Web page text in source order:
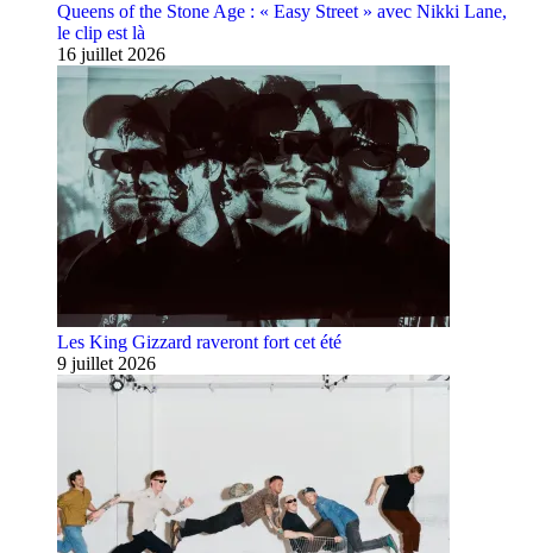
Queens of the Stone Age : « Easy Street » avec Nikki Lane,
le clip est là
16 juillet 2026
Les King Gizzard raveront fort cet été
9 juillet 2026